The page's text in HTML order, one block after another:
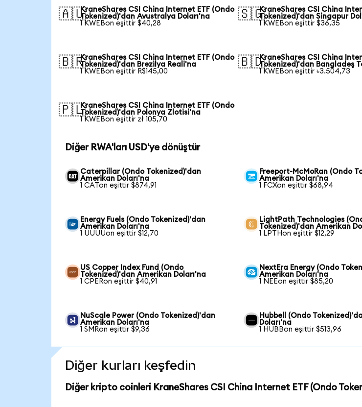
🇦🇺KraneShares CSI China Internet ETF (Ondo
Tokenized)'dan Avustralya Doları'na
1 KWEBon eşittir $40,28
🇸🇬KraneShares CSI China
Tokenized)'dan Singapur
1 KWEBon eşittir $36,35
🇧🇷KraneShares CSI China Internet ETF (Ondo
Tokenized)'dan Brezilya Reali'na
1 KWEBon eşittir R$145,00
🇧🇩KraneShares CSI China
Tokenized)'dan Bangladeş
1 KWEBon eşittir ৳3.504,73
🇵🇱KraneShares CSI China Internet ETF (Ondo
Tokenized)'dan Polonya Zlotisi'na
1 KWEBon eşittir zł 105,70
Diğer RWA'ları USD'ye dönüştür
Caterpillar (Ondo Tokenized)'dan
Amerikan Doları'na
1 CATon eşittir $874,91
Freeport-McMoRan (Ondo
Amerikan Doları'na
1 FCXon eşittir $68,94
Energy Fuels (Ondo Tokenized)'dan
Amerikan Doları'na
1 UUUUon eşittir $12,70
LightPath Technologies
Tokenized)'dan Amerikan
1 LPTHon eşittir $12,29
US Copper Index Fund (Ondo
Tokenized)'dan Amerikan Doları'na
1 CPERon eşittir $40,91
NextEra Energy (Ondo
Amerikan Doları'na
1 NEEon eşittir $85,20
NuScale Power (Ondo Tokenized)'dan
Amerikan Doları'na
1 SMRon eşittir $9,36
Hubbell (Ondo
Doları'na
1 HUBBon eşittir $513,96
Diğer kurları keşfedin
Diğer kripto coinleri KraneShares CSI China Internet ETF (Ondo